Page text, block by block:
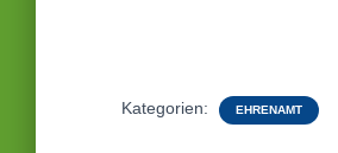
Kategorien: EHRENAMT